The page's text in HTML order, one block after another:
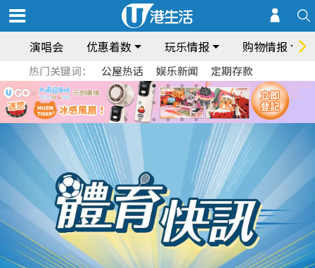
演唱会 优惠着数 玩乐情报 购物情报
热门关键词： 公屋热话 娱乐新闻 定期存款